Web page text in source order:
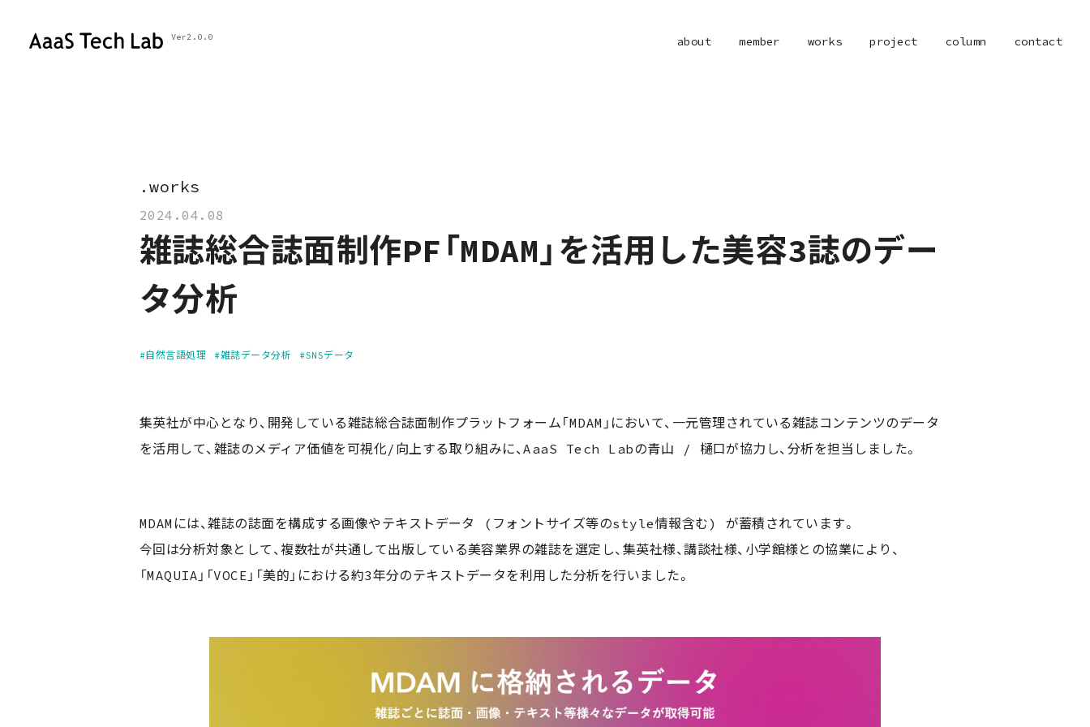
Ver2.0.0 about member works project column contact
.works
2024.04.08
雑誌総合誌面制作PF「MDAM」を活用した美容3誌のデー
タ分析
#自然言語処理 #雑誌データ分析 #SNSデータ
集英社が中心となり、開発している雑誌総合誌面制作プラットフォーム「MDAM」において、一元管理されている雑誌コンテンツのデータ
を活用して、雑誌のメディア価値を可視化/向上する取り組みに、AaaS Tech Labの青山 / 樋口が協力し、分析を担当しました。
MDAMには、雑誌の誌面を構成する画像やテキストデータ (フォントサイズ等のstyle情報含む) が蓄積されています。
今回は分析対象として、複数社が共通して出版している美容業界の雑誌を選定し、集英社様、講談社様、小学館様との協業により、
「MAQUIA」「VOCE」「美的」における約3年分のテキストデータを利用した分析を行いました。